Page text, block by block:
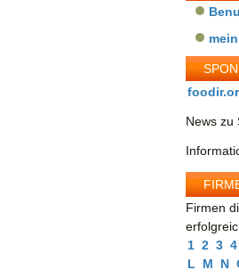
News zu
Firmen
1 2 3 4
L
M N